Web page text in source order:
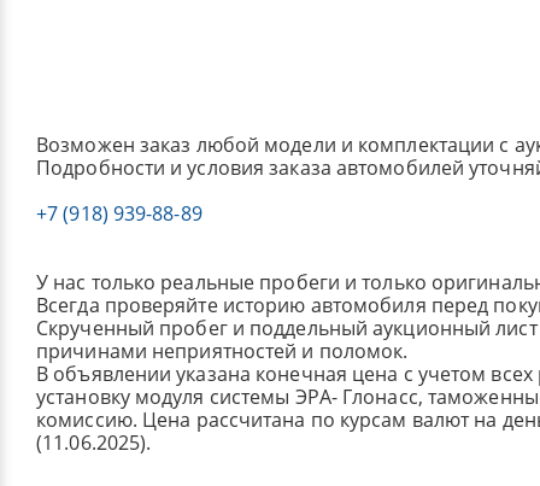
Возможен заказ любой модели и комплектации с
Подробности и условия заказа автомобилей
+7 (918) 939-88-89
У нас только реальные пробеги и только
Всегда проверяйте историю автомобиля перед
Скрученный пробег и поддельный аукционный лист
причинами неприятностей и поломок.
В объявлении указана конечная цена с учетом
установку модуля системы ЭРА- Глонасс,
комиссию. Цена рассчитана по курсам валют на
(11.06.2025).